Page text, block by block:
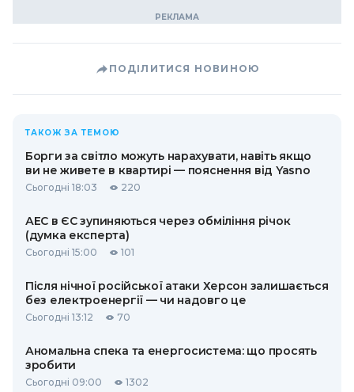
ПОДІЛИТИСЯ НОВИНОЮ
ТАКОЖ ЗА ТЕМОЮ
Борги за світло можуть нарахувати, навіть якщо
ви не живете в квартирі — пояснення від Yasno
Сьогодні 18:03 220
АЕС в ЄС зупиняються через обміління річок
(думка експерта)
Сьогодні 15:00 101
Після нічної російської атаки Херсон залишається
без електроенергії — чи надовго це
Сьогодні 13:12 70
Аномальна спека та енергосистема: що просять
зробити
Сьогодні 09:00 1302